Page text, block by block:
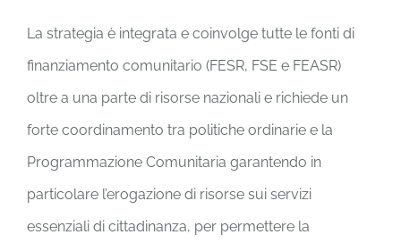
La strategia è integrata e coinvolge tutte le fonti di
finanziamento comunitario (FESR, FSE e FEASR)
oltre a una parte di risorse nazionali e richiede un
forte coordinamento tra politiche ordinarie e la
Programmazione Comunitaria garantendo in
particolare l’erogazione di risorse sui servizi
essenziali di cittadinanza, per permettere la